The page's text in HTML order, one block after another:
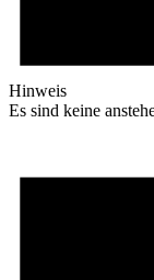
Hinweis
Es sind keine